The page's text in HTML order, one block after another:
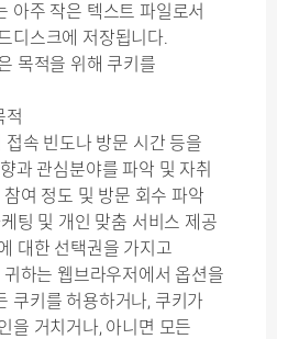
아주 작은 텍스트 파일로서
디스크에 저장됩니다.
목적을 위해 쿠키를
적
속 빈도나 방문 시간 등을
과 관심분야를 파악 및 자취
여 정도 및 방문 회수 파악
팅 및 개인 맞춤 서비스 제공
대한 선택권을 가지고
하는 웹브라우저에서 옵션을
쿠키를 허용하거나, 쿠키가
을 거치거나, 아니면 모든